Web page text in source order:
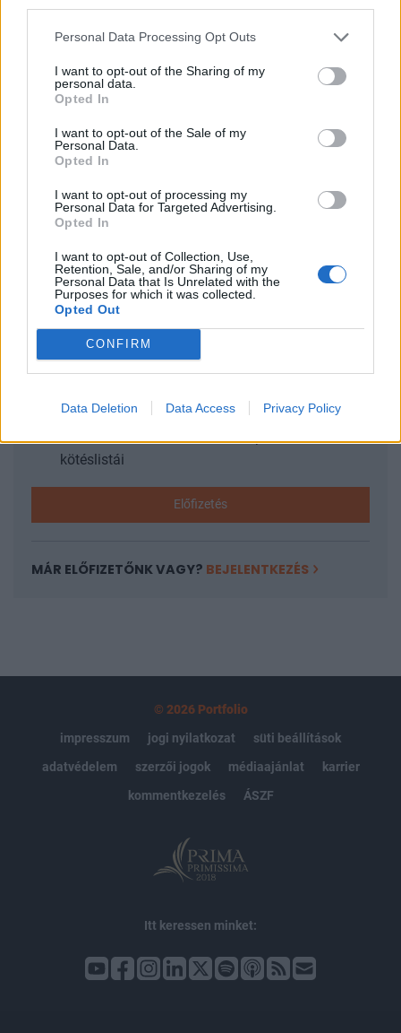
Personal Data Processing Opt Outs
I want to opt-out of the Sharing of my
personal data.
Opted In
I want to opt-out of the Sale of my
Personal Data.
Opted In
I want to opt-out of processing my
Personal Data for Targeted Advertising.
Opted In
I want to opt-out of Collection, Use,
Retention, Sale, and/or Sharing of my
Personal Data that Is Unrelated with the
Purposes for which it was collected.
Opted Out
CONFIRM
Data Deletion Data Access Privacy Policy
nagyobb hangsúlyt helyeznek a gazdasági és piaci
realitásokra.
Sustainable World 2026Szeptember 8-án jön az év egyik
legjelentősebb üzleti fenntarthatósági találkozója, a
konferencia a zöld gazdasággal kapcsolatos
aktualitásokkal, a legégetőbb beavatkozási gyakorlatokkal
díjátadónak is. Részletek a linken.Információ és
jelentkezésA befektetési...
KEDVES OLVASÓNK!
A keresett cikk a portfolio.hu hírarchívumához
tartozik, melynek olvasása előfizetéses
regisztrációhoz kötött.
Portfolio.hu teljes cikkarchívum
kötéslistái
Előfizetés
MÁR ELŐFIZETŐNK VAGY? BEJELENTKEZÉS
© 2026 Portfolio
impresszum
jogi nyilatkozat
süti beállítások
adatvédelem
szerzői jogok médiaajánlat
karrier
kommentkezelés
ÁSZF
Itt keressen minket: